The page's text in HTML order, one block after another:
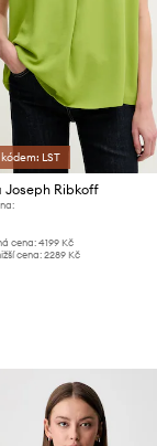
kódem: LST
Joseph Ribkoff
cena: 4199 Kč
cena: 2289 Kč